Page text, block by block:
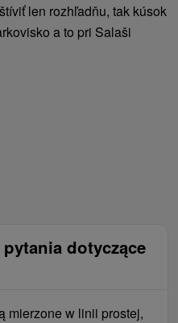
len rozhľadňu, tak kúsok
a to pri Salaši
dotyczące
mierzone w linii prostej,